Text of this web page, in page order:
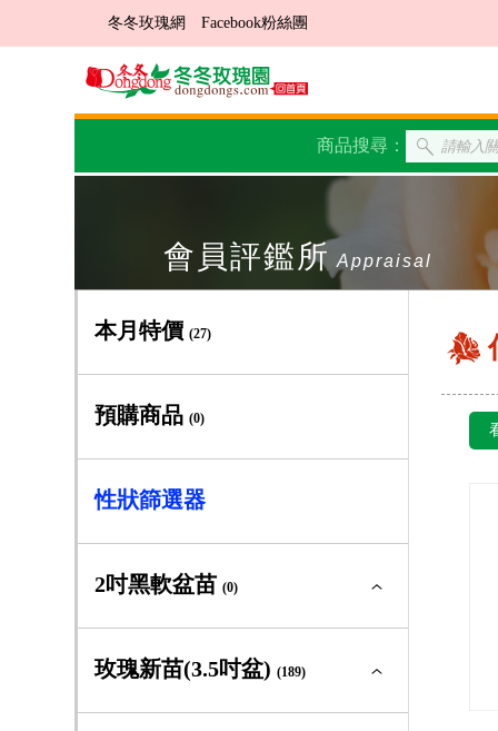
冬冬玫瑰網 Facebook粉絲團
商品搜尋：
會員評鑑所 Appraisal
本月特價(27)
預購商品(0)
性狀篩選器
2吋黑軟盆苗(0)
2吋黑軟盆苗全部(0)
大輪矮叢
玫瑰新苗(3.5吋盆)(189)